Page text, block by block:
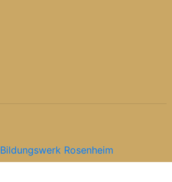
Bildungswerk Rosenheim